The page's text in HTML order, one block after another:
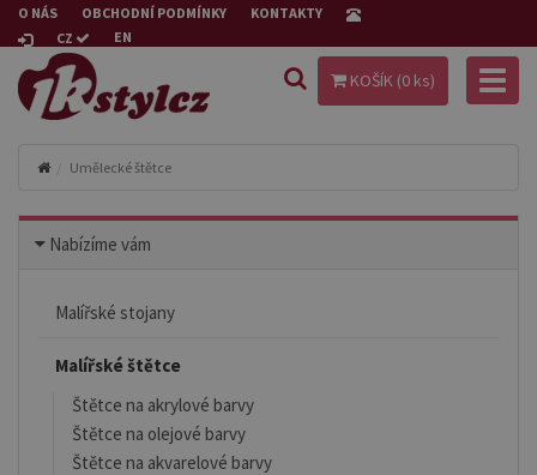
O NÁS OBCHODNÍ PODMÍNKY
KONTAKTY
CZ
EN
KOŠÍK (0 ks)
Umělecké štětce
Nabízíme vám
Malířské stojany
Malířské štětce
Štětce na akrylové barvy
Štětce na olejové barvy
Štětce na akvarelové barvy